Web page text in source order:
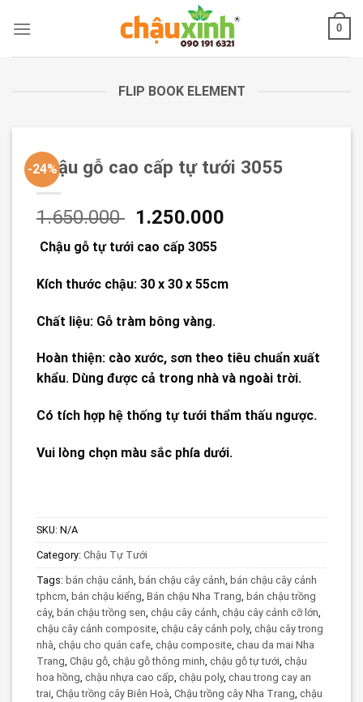
0
FLIP BOOK ELEMENT
-24%
Chậu gỗ cao cấp tự tưới 3055
1.650.000 1.250.000
Chậu gỗ tự tưới cao cấp 3055
Kích thước chậu: 30 x 30 x 55cm
Chất liệu: Gỗ tràm bông vàng.
Hoàn thiện: cào xước, sơn theo tiêu chuẩn xuất
khẩu. Dùng được cả trong nhà và ngoài trời.
Có tích hợp hệ thống tự tưới thẩm thấu ngược.
Vui lòng chọn màu sắc phía dưới.
SKU: N/A
Category: Chậu Tự Tưới
Tags: bán chậu cảnh bán chậu cây cảnh bán chậu cây cảnh
tphcm bán chậu kiểng Bán chậu Nha Trang bán chậu trồng
cây, bán chậu trồng sen chậu cây cảnh chậu cây cảnh cỡ lớn
chậu cây cảnh composite chậu cây cảnh poly, chậu cây trong
nhà chậu cho quán cafe chậu composite chau da mai Nha
Trang Chậu gỗ chậu gỗ thông minh chậu gỗ tự tưới chậu
hoa hồng chậu nhựa cao cấp chậu poly, chau trong cay an
trai Chậu trồng cây Biên Hoà Chậu trồng cây Nha Trang chậu